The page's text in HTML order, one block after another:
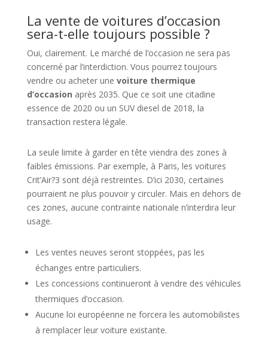
La vente de voitures d’occasion
sera-t-elle toujours possible ?
Oui, clairement. Le marché de l’occasion ne sera pas
concerné par l’interdiction. Vous pourrez toujours
vendre ou acheter une voiture thermique
d’occasion après 2035. Que ce soit une citadine
essence de 2020 ou un SUV diesel de 2018, la
transaction restera légale.
La seule limite à garder en tête viendra des zones à
faibles émissions. Par exemple, à Paris, les voitures
Crit’Air?3 sont déjà restreintes. D’ici 2030, certaines
pourraient ne plus pouvoir y circuler. Mais en dehors de
ces zones, aucune contrainte nationale n’interdira leur
usage.
Les ventes neuves seront stoppées, pas les
échanges entre particuliers.
Les concessions continueront à vendre des véhicules
thermiques d’occasion.
Aucune loi européenne ne forcera les automobilistes
à remplacer leur voiture existante.